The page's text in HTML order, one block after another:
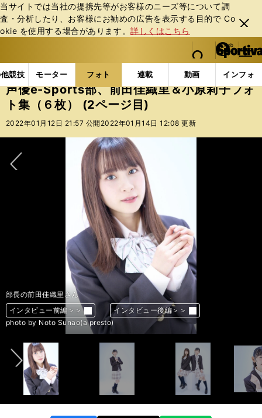
当サイトでは当社の提携先等がお客様のニーズ等について調
査・分析したり、お客様にお勧めの広告を表⽰する⽬的で Co
okie を使⽤する場合があります。詳しくはこちら
閉じ
る
web Sportiva (webスポルティーバ)
検索
マイペ
ー
ジ
メニュ
競技 モーター フォト 連載 動画 インフォ
b
ス
ポ
ル
バ
フォトギャラリー スポーツビーナスギャラリー 声
声優e-Sports部、前田佳織里＆小原莉子フォ
ト集（６枚） (2ページ目)
2022年01月12日 21:57 公開 2022年01月14日 12:08 更新
部長の前田佳織里さん（左）と広報の小原莉子さん
インタビュー前編＞＞
インタビュー後編＞＞
photo by Noto Sunao(a presto)
部長の前田佳織里さん
インタビュー前編＞＞
インタビュー後編＞＞
photo by Noto Sunao(a presto)
広報の小原莉子さん
インタビュー前編＞＞
インタビュー後編＞＞
photo by Noto Sunao(a presto)
部長の前田佳織里さん（左）と広報の小原莉子さん
インタビュー前編＞＞
インタビュー後編＞＞
photo by Noto Sunao(a presto)
広報の小原莉子さん
インタビュー前編＞＞
インタビュー後編＞＞
photo by Noto Sunao(a presto)
部長の前田佳織里さん
インタビュー前編＞＞
インタビュー後編＞＞
photo by Noto Sunao(a presto)
前へ